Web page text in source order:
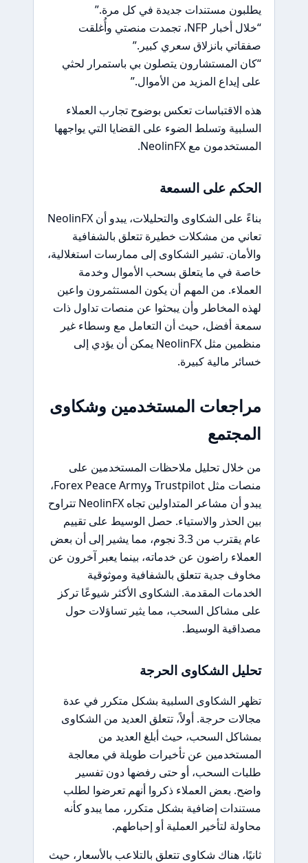
يطلبون مستندات جديدة في كل مرة.”
“خلال أخبار NFP، تجمدت منصتي وأُغلقت
صفقاتي بانزلاق سعري كبير.”
“كان المستشارون يتصلون بي باستمرار لحثي
على إيداع المزيد من الأموال.”
هذه الاقتباسات تعكس بوضوح تجارب العملاء
السلبية وتسلط الضوء على القضايا التي يواجهها
المستخدمون مع NeolinFX.
الحكم على السمعة
بناءً على الشكاوى والتحليلات، يبدو أن NeolinFX
تعاني من مشكلات خطيرة تتعلق بالشفافية
والأمان. تشير الشكاوى إلى ممارسات استغلالية،
خاصة في ما يتعلق بسحب الأموال وخدمة
العملاء. من المهم أن يكون المستثمرون واعين
لهذه المخاطر وأن يبحثوا عن منصات تداول ذات
سمعة أفضل، حيث أن التعامل مع وسطاء غير
منظمين مثل NeolinFX يمكن أن يؤدي إلى
خسائر مالية كبيرة.
مراجعات المستخدمين وشكاوى
المجتمع
من خلال تحليل ملاحظات المستخدمين على
منصات مثل Trustpilot وForex Peace Army،
يبدو أن مشاعر المتداولين تجاه NeolinFX تتراوح
بين الحذر والاستياء. حصل الوسيط على تقييم
عام يقترب من 3.3 نجوم، مما يشير إلى أن بعض
العملاء راضون عن خدماته، بينما يعبر آخرون عن
مخاوف جدية تتعلق بالشفافية وموثوقية
الخدمات المقدمة. الشكاوى الأكثر شيوعًا تركز
على مشاكل السحب، مما يثير تساؤلات حول
مصداقية الوسيط.
تحليل الشكاوى الحرجة
تظهر الشكاوى السلبية بشكل متكرر في عدة
مجالات حرجة. أولاً، تتعلق العديد من الشكاوى
بمشاكل السحب، حيث أبلغ العديد من
المستخدمين عن تأخيرات طويلة في معالجة
طلبات السحب، أو حتى رفضها دون تفسير
واضح. بعض العملاء ذكروا أنهم تعرضوا لطلب
مستندات إضافية بشكل متكرر، مما يبدو كأنه
محاولة لتأخير العملية أو إحباطهم.
ثانيًا، هناك شكاوى تتعلق بالتلاعب بالأسعار، حيث